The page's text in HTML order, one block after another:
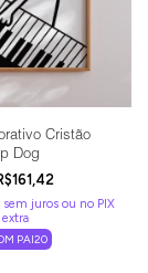
Cristão
Dog
sem juros
PAI20